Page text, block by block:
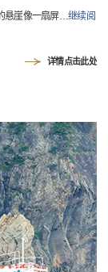
悬崖像一扇屏…继续阅
详情点击此处